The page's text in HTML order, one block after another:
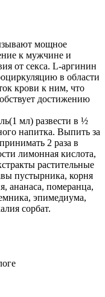
мощное
к мужчине и
от секса. L-аргинин
в области
крови к ним, что
достижению
мл) развести в ½
напитка. Выпить за
2 раза в
лимонная кислота,
растительные
пустырника, корня
ананаса, померанца,
эпимедиума,
сорбат.